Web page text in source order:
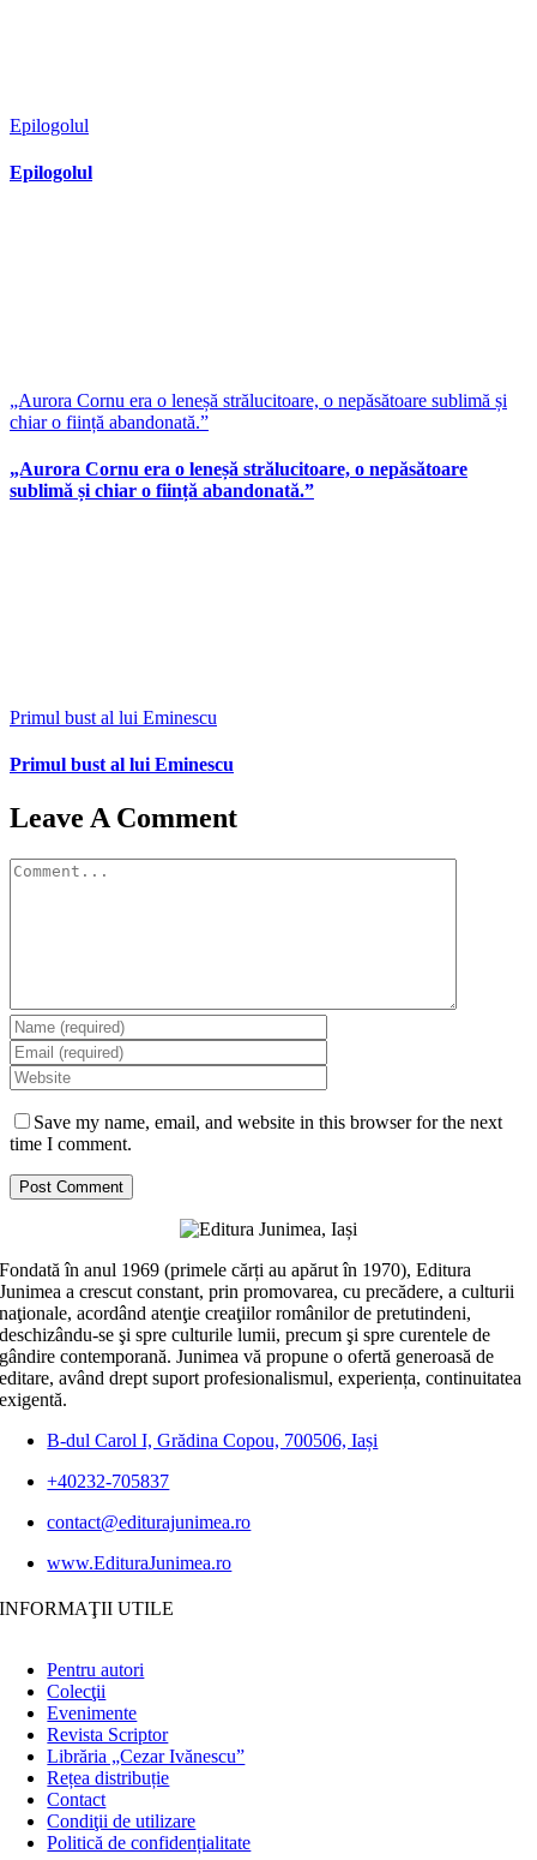
Epilogolul
Epilogolul
„Aurora Cornu era o leneșă strălucitoare, o nepăsătoare sublimă și
chiar o ființă abandonată.”
„Aurora Cornu era o leneșă strălucitoare, o nepăsătoare
sublimă și chiar o ființă abandonată.”
Primul bust al lui Eminescu
Primul bust al lui Eminescu
Leave A Comment
Comment
Save my name, email, and website in this browser for the next
time I comment.
Fondată în anul 1969 (primele cărți au apărut în 1970), Editura
Junimea a crescut constant, prin promovarea, cu precădere, a culturii
naţionale, acordând atenţie creaţiilor românilor de pretutindeni,
deschizându-se şi spre culturile lumii, precum şi spre curentele de
gândire contemporană. Junimea vă propune o ofertă generoasă de
editare, având drept suport profesionalismul, experiența, continuitatea
exigentă.
B-dul Carol I, Grădina Copou, 700506, Iași
+40232-705837
contact@editurajunimea.ro
www.EdituraJunimea.ro
INFORMAŢII UTILE
Pentru autori
Colecţii
Evenimente
Revista Scriptor
Librăria „Cezar Ivănescu”
Rețea distribuție
Contact
Condiţii de utilizare
Politică de confidențialitate